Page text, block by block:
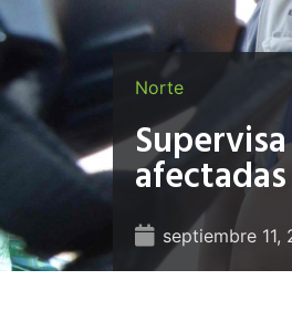
Norte
septiembre 11,